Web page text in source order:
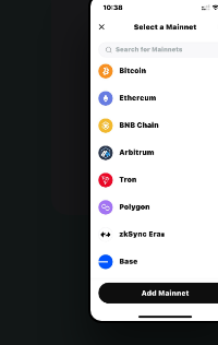
Português (Portugal)
Bahasa Indonesia
Português (Brasil)
Español (Argentina)